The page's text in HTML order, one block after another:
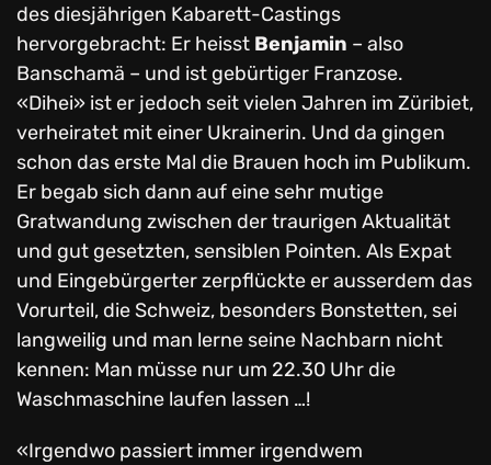
des diesjährigen Kabarett-Castings
hervorgebracht: Er heisst Benjamin – also
Banschamä – und ist gebürtiger Franzose.
«Dihei» ist er jedoch seit vielen Jahren im Züribiet,
verheiratet mit einer Ukrainerin. Und da gingen
schon das erste Mal die Brauen hoch im Publikum.
Er begab sich dann auf eine sehr mutige
Gratwandung zwischen der traurigen Aktualität
und gut gesetzten, sensiblen Pointen. Als Expat
und Eingebürgerter zerpflückte er ausserdem das
Vorurteil, die Schweiz, besonders Bonstetten, sei
langweilig und man lerne seine Nachbarn nicht
kennen: Man müsse nur um 22.30 Uhr die
Waschmaschine laufen lassen …!
«Irgendwo passiert immer irgendwem